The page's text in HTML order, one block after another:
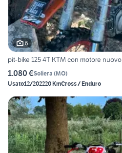
6
pit-bike 125 4T KTM con motore nuovo
1.080 €Soliera (MO)
Usato12/202220 KmCross / Enduro